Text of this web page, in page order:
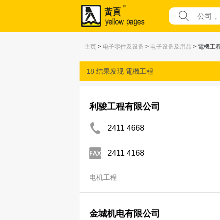
主页 > 电子零件及设备 > 电子设备及用品 > 電機工
18 结果发现 電機工程
利骏工程有限公司
2411 4668
2411 4168
电机工程
金城机电有限公司